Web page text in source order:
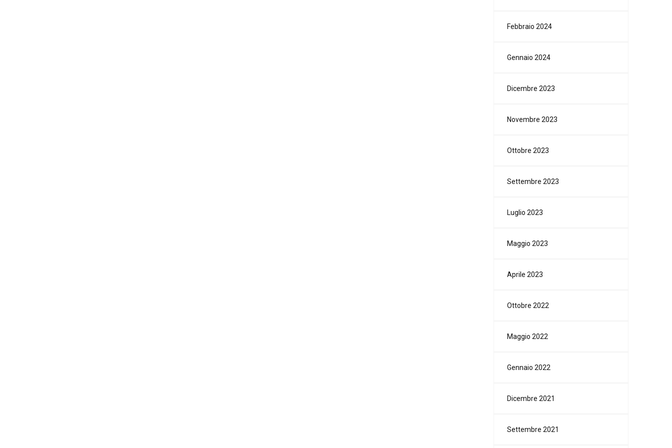
Febbraio 2024
Gennaio 2024
Dicembre 2023
Novembre 2023
Ottobre 2023
Settembre 2023
Luglio 2023
Maggio 2023
Aprile 2023
Ottobre 2022
Maggio 2022
Gennaio 2022
Dicembre 2021
Settembre 2021